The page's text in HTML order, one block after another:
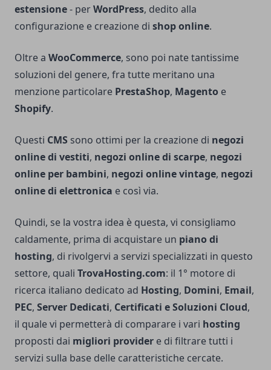
estensione- perWordPress, dedito alla
configurazione e creazione di shop online.
Oltre a WooCommerce, sono poi nate tantissime
soluzioni del genere, fra tutte meritano una
menzione particolare PrestaShop, Magento e
Shopify.
Questi CMS sono ottimi per la creazione di negozi
online di vestiti, negozi online di scarpe, negozi
online per bambini, negozi online vintage, negozi
online di elettronica e così via.
Quindi, se la vostra idea è questa, vi consigliamo
caldamente, prima di acquistare un piano di
hosting, di rivolgervi a servizi specializzati in questo
settore, quali TrovaHosting.com: il 1° motore di
ricerca italiano dedicato ad Hosting, Domini, Email,
PEC, Server Dedicati, Certificati e Soluzioni Cloud,
il quale vi permetterà di comparare i vari hosting
proposti dai migliori provider e di filtrare tutti i
servizi sulla base delle caratteristiche cercate.